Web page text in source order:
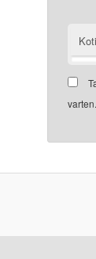
varten.